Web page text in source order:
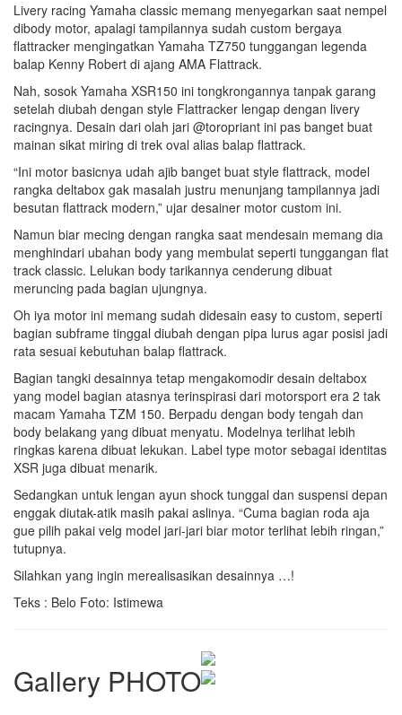
Livery racing Yamaha classic memang menyegarkan saat nempel
dibody motor, apalagi tampilannya sudah custom bergaya
flattracker mengingatkan Yamaha TZ750 tunggangan legenda
balap Kenny Robert di ajang AMA Flattrack.
Nah, sosok Yamaha XSR150 ini tongkrongannya tanpak garang
setelah diubah dengan style Flattracker lengap dengan livery
racingnya. Desain dari olah jari @toropriant ini pas banget buat
mainan sikat miring di trek oval alias balap flattrack.
“Ini motor basicnya udah ajib banget buat style flattrack, model
rangka deltabox gak masalah justru menunjang tampilannya jadi
besutan flattrack modern,” ujar desainer motor custom ini.
Namun biar mecing dengan rangka saat mendesain memang dia
menghindari ubahan body yang membulat seperti tunggangan flat
track classic. Lelukan body tarikannya cenderung dibuat
meruncing pada bagian ujungnya.
Oh iya motor ini memang sudah didesain easy to custom, seperti
bagian subframe tinggal diubah dengan pipa lurus agar posisi jadi
rata sesuai kebutuhan balap flattrack.
Bagian tangki desainnya tetap mengakomodir desain deltabox
yang model bagian atasnya terinspirasi dari motorsport era 2 tak
macam Yamaha TZM 150. Berpadu dengan body tengah dan
body belakang yang dibuat menyatu. Modelnya terlihat lebih
ringkas karena dibuat lekukan. Label type motor sebagai identitas
XSR juga dibuat menarik.
Sedangkan untuk lengan ayun shock tunggal dan suspensi depan
enggak diutak-atik masih pakai aslinya. “Cuma bagian roda aja
gue pilih pakai velg model jari-jari biar motor terlihat lebih ringan,”
tutupnya.
Silahkan yang ingin merealisasikan desainnya …!
Teks : Belo Foto: Istimewa
Gallery PHOTO